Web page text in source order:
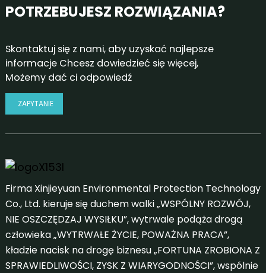
konserwacją. To trochę miecz obosieczny – te
problemy dają producentom możliwość jeszcze
roku, prognozy sugerują, że popyt na niezawodne
urządzenia do odwadniania osadów ściekowych będzie
rósł o około 7,2% rocznie. Mimo to, nie wszystkie
urządzenia są sobie równe. Znajomość mocnych i
słabych stron różnych marek jest kluczowa, jeśli chcesz
podjąć dobrą decyzję. Sama branża jest dość złożona,
elastyczność i stale dostosowywać się do tego, co
POTRZEBUJESZ ROZWIĄZANIA?
Skontaktuj się z nami, aby uzyskać najlepsze
informacje Chcesz dowiedzieć się więcej,
Możemy dać ci odpowiedź
ZAPYTANIE
Firma Xinjieyuan Environmental Protection Technology
Co., Ltd. kieruje się duchem walki „WSPÓLNY ROZWÓJ,
NIE OSZCZĘDZAJ WYSIŁKU”, wytrwale podąża drogą
człowieka „WYTRWAŁE ŻYCIE, POWAŻNA PRACA”,
kładzie nacisk na drogę biznesu „FORTUNA ZROBIONA Z
SPRAWIEDLIWOŚCI, ZYSK Z WIARYGODNOŚCI”, wspólnie